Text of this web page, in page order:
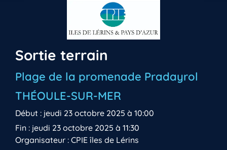
Sortie terrain
Plage de la promenade Pradayrol
THÉOULE-SUR-MER
Début : jeudi 23 octobre 2025 à 10:00
Fin : jeudi 23 octobre 2025 à 11:30
Organisateur : CPIE îles de Lérins